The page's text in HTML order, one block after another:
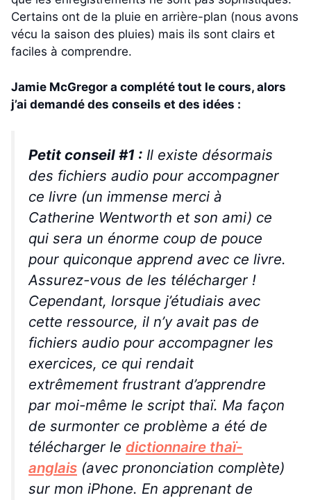
Certains ont de la pluie en arrière-plan (nous avons
vécu la saison des pluies) mais ils sont clairs et
faciles à comprendre.
Jamie McGregor a complété tout le cours, alors
j’ai demandé des conseils et des idées :
Petit conseil #1 : Il existe désormais
des fichiers audio pour accompagner
ce livre (un immense merci à
Catherine Wentworth et son ami) ce
qui sera un énorme coup de pouce
pour quiconque apprend avec ce livre.
Assurez-vous de les télécharger !
Cependant, lorsque j’étudiais avec
cette ressource, il n’y avait pas de
fichiers audio pour accompagner les
exercices, ce qui rendait
extrêmementfrustrant d’apprendre
par moi-même le script thaï. Ma façon
de surmonter ce problème a été de
télécharger le dictionnaire thaï-
anglais (avec prononciation complète)
sur mon iPhone. En apprenant de